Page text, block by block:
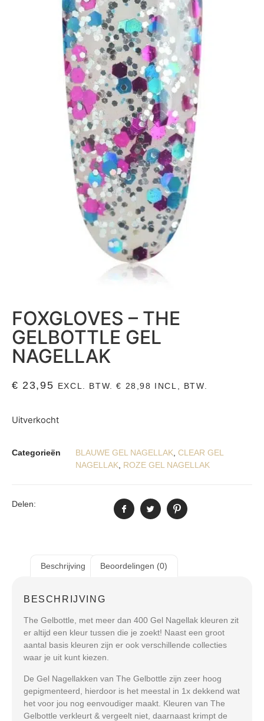
FOXGLOVES – THE
GELBOTTLE GEL
NAGELLAK
€ 23,95 EXCL. BTW.€ 28,98 INCL, BTW.
Uitverkocht
Categorieën BLAUWE GEL NAGELLAK, CLEAR GEL
NAGELLAK, ROZE GEL NAGELLAK
Delen:
Beschrijving Beoordelingen (0)
BESCHRIJVING
The Gelbottle, met meer dan 400 Gel Nagellak kleuren zit
er altijd een kleur tussen die je zoekt! Naast een groot
aantal basis kleuren zijn er ook verschillende collecties
waar je uit kunt kiezen.
De Gel Nagellakken van The Gelbottle zijn zeer hoog
gepigmenteerd, hierdoor is het meestal in 1x dekkend wat
het voor jou nog eenvoudiger maakt. Kleuren van The
Gelbottle verkleurt & vergeelt niet, daarnaast krimpt de